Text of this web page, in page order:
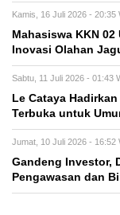
Kamis, 16 Juli 2026 - 20:35
Mahasiswa KKN
Inovasi Olahan
Sabtu, 11 Juli 2026 - 01:43
Le Cataya
Terbuka untuk
Jumat, 10 Juli 2026 - 16:52
Gandeng Investor,
Pengawasan dan